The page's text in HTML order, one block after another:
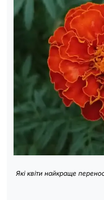
Які квіти найкраще